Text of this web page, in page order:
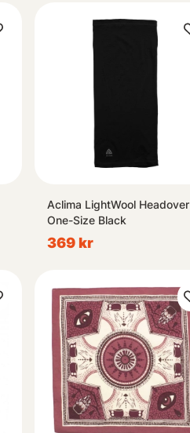
Aclima LightWool Headover
One-Size Black
369 kr